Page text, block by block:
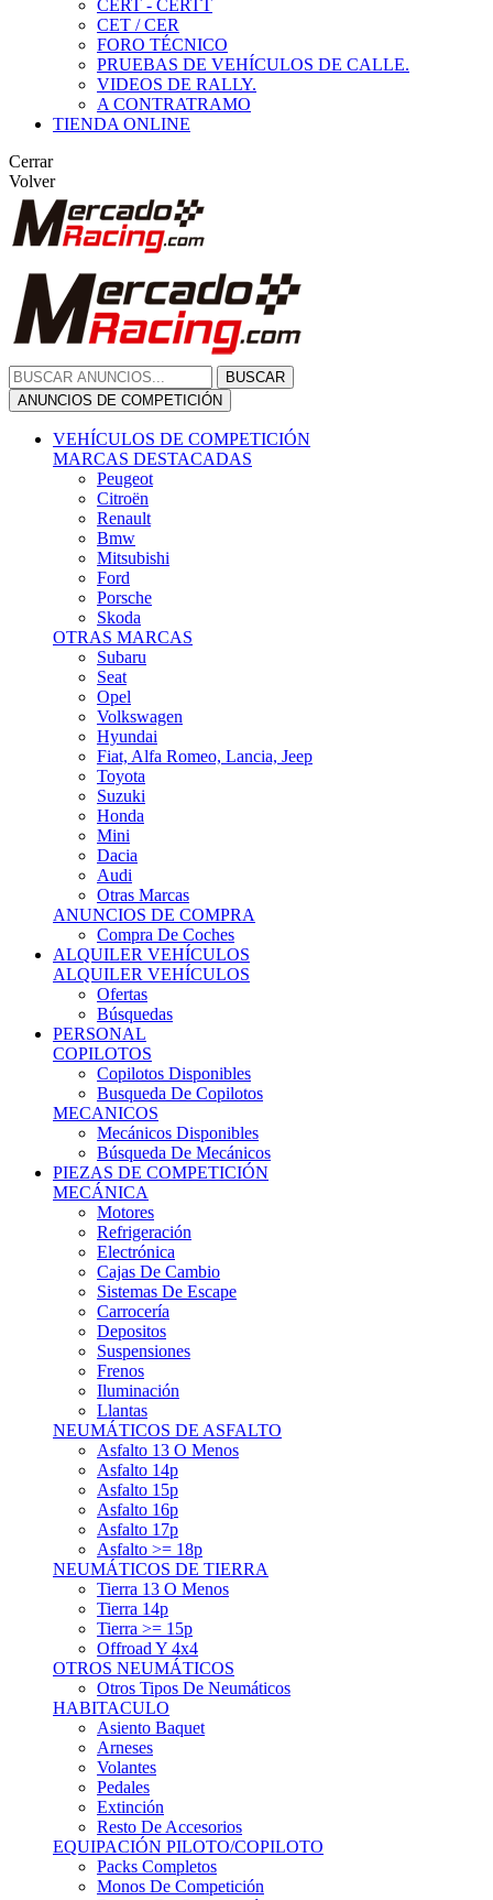
CERT - CERTT
CET / CER
FORO TÉCNICO
PRUEBAS DE VEHÍCULOS DE CALLE.
VIDEOS DE RALLY.
A CONTRATRAMO
TIENDA ONLINE
Cerrar
Volver
BUSCAR
ANUNCIOS DE COMPETICIÓN
VEHÍCULOS DE COMPETICIÓN
MARCAS DESTACADAS
Peugeot
Citroën
Renault
Bmw
Mitsubishi
Ford
Porsche
Skoda
OTRAS MARCAS
Subaru
Seat
Opel
Volkswagen
Hyundai
Fiat, Alfa Romeo, Lancia, Jeep
Toyota
Suzuki
Honda
Mini
Dacia
Audi
Otras Marcas
ANUNCIOS DE COMPRA
Compra De Coches
ALQUILER VEHÍCULOS
ALQUILER VEHÍCULOS
Ofertas
Búsquedas
PERSONAL
COPILOTOS
Copilotos Disponibles
Busqueda De Copilotos
MECANICOS
Mecánicos Disponibles
Búsqueda De Mecánicos
PIEZAS DE COMPETICIÓN
MECÁNICA
Motores
Refrigeración
Electrónica
Cajas De Cambio
Sistemas De Escape
Carrocería
Depositos
Suspensiones
Frenos
Iluminación
Llantas
NEUMÁTICOS DE ASFALTO
Asfalto 13 O Menos
Asfalto 14p
Asfalto 15p
Asfalto 16p
Asfalto 17p
Asfalto >= 18p
NEUMÁTICOS DE TIERRA
Tierra 13 O Menos
Tierra 14p
Tierra >= 15p
Offroad Y 4x4
OTROS NEUMÁTICOS
Otros Tipos De Neumáticos
HABITACULO
Asiento Baquet
Arneses
Volantes
Pedales
Extinción
Resto De Accesorios
EQUIPACIÓN PILOTO/COPILOTO
Packs Completos
Monos De Competición